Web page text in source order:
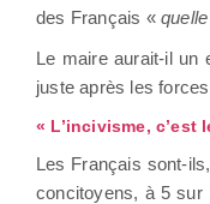
des Français «
Le maire aurait-il un
juste après les
« L’incivisme, c’est
Les Français sont-
concitoyens, à 5 sur